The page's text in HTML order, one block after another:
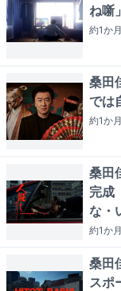
ね噺
約1か月
桑田
では
約1か月
桑田
完成
な・
約1か月
桑田
スポ